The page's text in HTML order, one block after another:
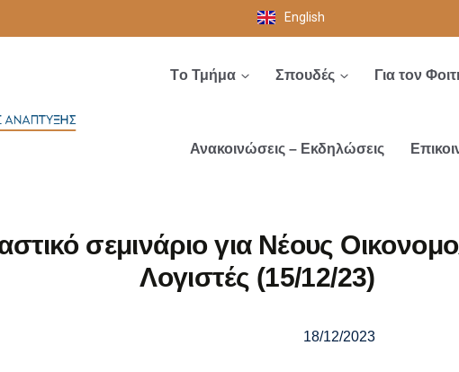
English
Tο Τμήμα Σπουδές Για τον
Ανακοινώσεις – Εκδηλώσεις
σεμινάριο για Νέους
Λογιστές (15/12/23)
18/12/2023